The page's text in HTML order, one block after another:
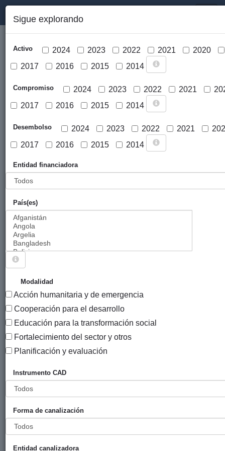
Cargar mapa
Sigue explorando
Activo 2024 2023 2022 2021
2020
2017
2016 2015 2014
Compromiso 2024 2023 2022 2021
2017
2016 2015 2014
Desembolso 2024 2023 2022 2021
2017
2016 2015 2014
Entidad financiadora
País(es)
Modalidad
Acción humanitaria y de emergencia
Cooperación para el desarrollo
Educación para la transformación social
Fortalecimiento del sector y otros
Planificación y evaluación
Instrumento CAD
Forma de canalización
Entidad canalizadora
PROYECTOS CUYO SECTOR CAD ES AYUDA
HUMANITARIA.
697 PROYECTOS
Entidad
financiadora
Asistencia
humanitaria
botes en
situación de
emergencia
en rutas
Ayuntamiento
SMH 2023